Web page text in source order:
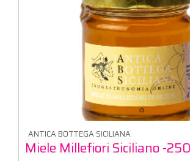
ANTICA BOTTEGA SICILIANA
Miele Millefiori Siciliano -